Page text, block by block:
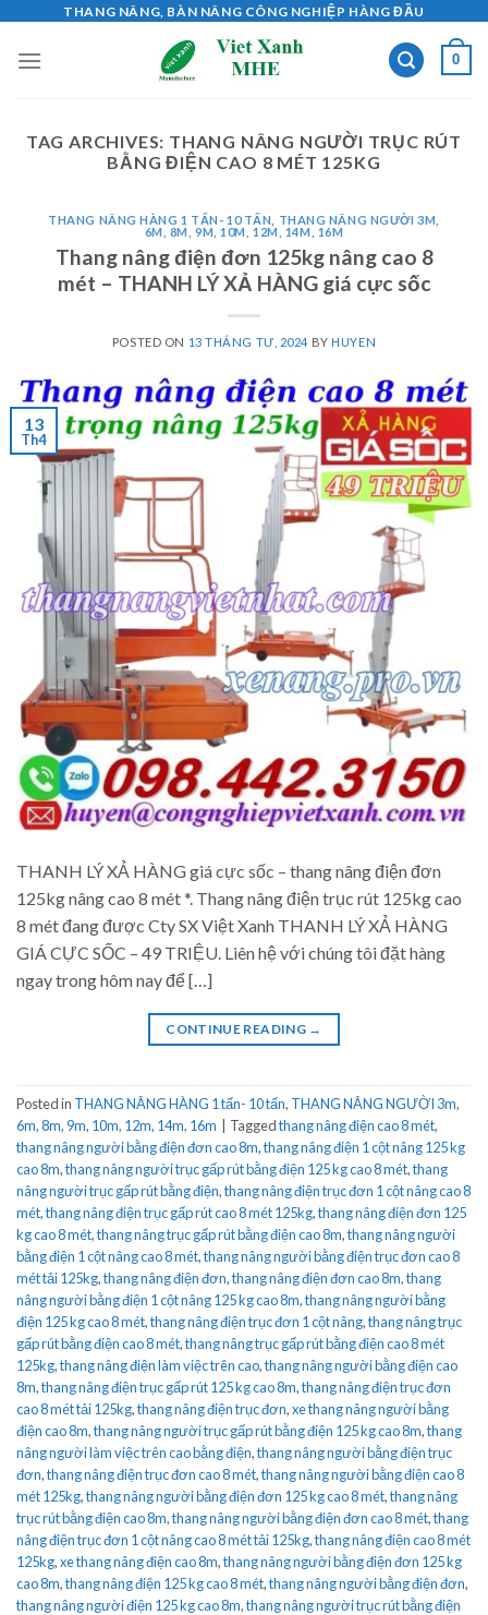
content
THANG NÂNG, BÀN NÂNG CÔNG NGHIỆP HÀNG ĐẦU
0
TAG ARCHIVES: THANG NÂNG NGƯỜI TRỤC RÚT
BẰNG ĐIỆN CAO 8 MÉT 125KG
THANG NÂNG HÀNG 1 TẤN- 10 TẤN
THANG NÂNG NGƯỜI 3M,
6M, 8M, 9M, 10M, 12M, 14M, 16M
Thang nâng điện đơn 125kg nâng cao 8
mét – THANH LÝ XẢ HÀNG giá cực sốc
POSTED ON 13 THÁNG TƯ, 2024 BYHUYEN
13
Th4
THANH LÝ XẢ HÀNG giá cực sốc – thang nâng điện đơn
125kg nâng cao 8 mét *. Thang nâng điện trục rút 125kg cao
8 mét đang được Cty SX Việt Xanh THANH LÝ XẢ HÀNG
GIÁ CỰC SỐC – 49 TRIỆU. Liên hệ với chúng tôi đặt hàng
ngay trong hôm nay để […]
CONTINUE READING →
Posted in THANG NÂNG HÀNG 1 tấn- 10 tấn, THANG NÂNG NGƯỜI 3m,
6m, 8m, 9m, 10m, 12m, 14m, 16m
Taggedthang nâng điện cao 8 mét,
thang nâng người bằng điện đơn cao 8m,thang nâng điện 1 cột nâng 125 kg
cao 8m,thang nâng người trục gấp rút bằng điện 125 kg cao 8 mét,thang
nâng người trục gấp rút bằng điện,thang nâng điện trục đơn 1 cột nâng cao 8
mét,thang nâng điện trục gấp rút cao 8 mét 125kg,thang nâng điện đơn 125
kg cao 8 mét,thang nâng trục gấp rút bằng điện cao 8m,thang nâng người
bằng điện 1 cột nâng cao 8 mét,thang nâng người bằng điện trục đơn cao 8
mét tải 125kg,thang nâng điện đơn,thang nâng điện đơn cao 8m,thang
nâng người bằng điện 1 cột nâng 125 kg cao 8m,thang nâng người bằng
điện 125 kg cao 8 mét,thang nâng điện trục đơn 1 cột nâng,thang nâng trục
gấp rút bằng điện cao 8 mét,thang nâng trục gấp rút bằng điện cao 8 mét
125kg,thang nâng điện làm việc trên cao,thang nâng người bằng điện cao
8m,thang nâng điện trục gấp rút 125 kg cao 8m,thang nâng điện trục đơn
cao 8 mét tải 125kg,thang nâng điện trục đơn,xe thang nâng người bằng
điện cao 8m,thang nâng người trục gấp rút bằng điện 125 kg cao 8m,thang
nâng người làm việc trên cao bằng điện,thang nâng người bằng điện trục
đơn,thang nâng điện trục đơn cao 8 mét,thang nâng người bằng điện cao 8
mét 125kg,thang nâng người bằng điện đơn 125 kg cao 8 mét,thang nâng
trục rút bằng điện cao 8m,thang nâng người bằng điện đơn cao 8 mét,thang
nâng điện trục đơn 1 cột nâng cao 8 mét tải 125kg,thang nâng điện cao 8 mét
125kg,xe thang nâng điện cao 8m,thang nâng người bằng điện đơn 125 kg
cao 8m,thang nâng điện 125 kg cao 8 mét,thang nâng người bằng điện đơn,
thang nâng người điện 125 kg cao 8m,thang nâng người trục rút bằng điện